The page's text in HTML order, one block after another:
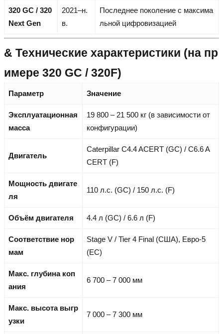
320 GC / 320
Next Gen
2021–н.
в.
Последнее поколение с максима
льной цифровизацией
& Технические характеристики (на пр
имере 320 GC / 320F)
Параметр Значение
Эксплуатационная
масса
19 800 – 21 500 кг (в зависимости от
конфигурации)
Двигатель
Caterpillar C4.4 ACERT (GC) / C6.6 A
CERT (F)
Мощность двигате
ля
110 л.с. (GC) / 150 л.с. (F)
Объём двигателя 4.4 л (GC) / 6.6 л (F)
Соответствие нор
мам
Stage V / Tier 4 Final (США), Евро-5
(ЕС)
Макс. глубина коп
ания
6 700 – 7 000 мм
Макс. высота выгр
узки
7 000 – 7 300 мм